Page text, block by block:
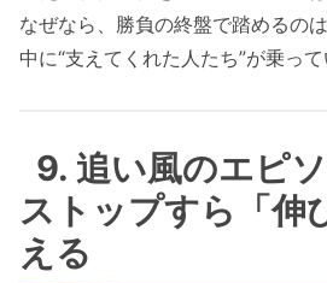
なぜなら、勝負の終盤で踏めるの
中に“支えてくれた人たち”が乗って
9. 追い風のエピ
ストップすら「伸
える